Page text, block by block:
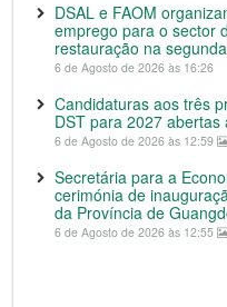
DSAL e FAOM
emprego para o sector
restauração na
6 de Agosto de 2026 às 16:26
Candidaturas aos três
DST para 2027
6 de Agosto de 2026 às 12:59
Secretária para a
cerimónia de
da Província de
6 de Agosto de 2026 às 12:55